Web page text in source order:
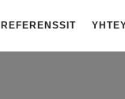
REFERENSSIT